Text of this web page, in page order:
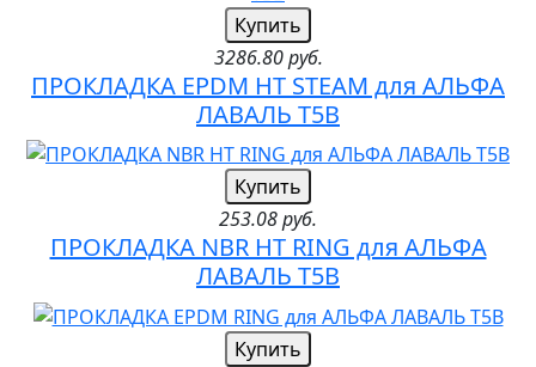
Купить
3286.80 руб.
ПРОКЛАДКА EPDM HT STEAM для АЛЬФА
ЛАВАЛЬ T5B
Купить
253.08 руб.
ПРОКЛАДКА NBR HT RING для АЛЬФА
ЛАВАЛЬ T5B
Купить